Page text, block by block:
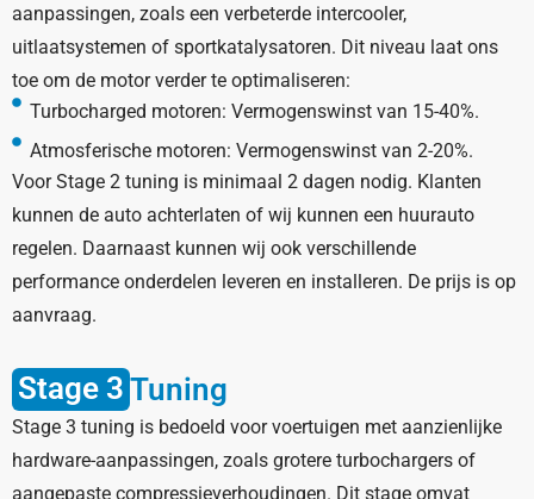
aanpassingen, zoals een verbeterde intercooler,
uitlaatsystemen of sportkatalysatoren. Dit niveau laat ons
toe om de motor verder te optimaliseren:
Turbocharged motoren: Vermogenswinst van 15-40%.
Atmosferische motoren: Vermogenswinst van 2-20%.
Voor Stage 2 tuning is minimaal 2 dagen nodig. Klanten
kunnen de auto achterlaten of wij kunnen een huurauto
regelen. Daarnaast kunnen wij ook verschillende
performance onderdelen leveren en installeren. De prijs is op
aanvraag.
Stage 3 Tuning
Stage 3 tuning is bedoeld voor voertuigen met aanzienlijke
hardware-aanpassingen, zoals grotere turbochargers of
aangepaste compressieverhoudingen. Dit stage omvat